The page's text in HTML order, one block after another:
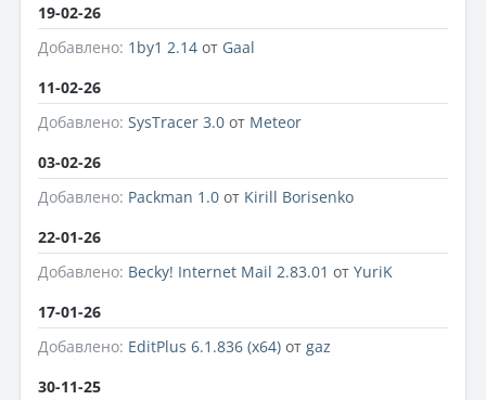
19-02-26
Добавлено: 1by1 2.14 от Gaal
11-02-26
Добавлено: SysTracer 3.0 от Meteor
03-02-26
Добавлено: Packman 1.0 от Kirill Borisenko
22-01-26
Добавлено: Becky! Internet Mail 2.83.01 от YuriK
17-01-26
Добавлено: EditPlus 6.1.836 (x64) от gaz
30-11-25